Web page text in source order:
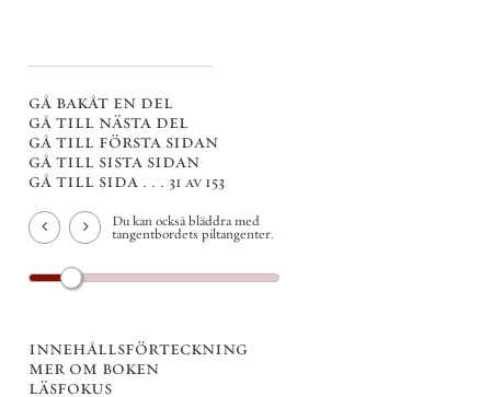
gå bakåt en del
gå till nästa del
gå till första sidan
gå till sista sidan
gå till sida . . . 31 av 153
Du kan också bläddra med
tangentbordets piltangenter.
innehållsförteckning
mer om boken
läsfokus